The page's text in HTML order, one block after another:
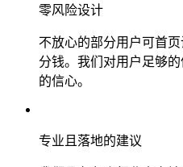
零风险设计
不放心的部分用户可首
分钱。我们对用户足够
的信心。
专业且落地的建议